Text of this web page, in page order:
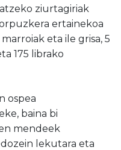
ziurtagiriak
ertainekoa
eta ile grisa, 5
175 librako
ospea
baina bi
mendeek
lekutara eta